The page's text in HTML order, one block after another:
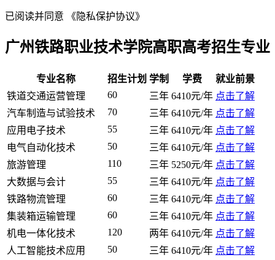
已阅读并同意 《隐私保护协议》
广州铁路职业技术学院高职高考招生专业
专业名称 招生计划 学制 学费
就业前景
铁道交通运营管理
60 三年 6410元/年 点击了解
汽车制造与试验技术
70 三年 6410元/年 点击了解
应用电子技术
55 三年 6410元/年 点击了解
电气自动化技术
50 三年 6410元/年 点击了解
旅游管理
110 三年 5250元/年 点击了解
大数据与会计
55 三年 6410元/年 点击了解
铁路物流管理
60 三年 6410元/年 点击了解
集装箱运输管理
60 三年 6410元/年 点击了解
机电一体化技术
120 两年 6410元/年 点击了解
人工智能技术应用
50 三年 6410元/年 点击了解